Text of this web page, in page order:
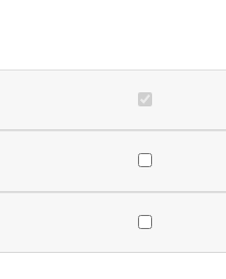
Sensors based
Nemecek, genauer
des